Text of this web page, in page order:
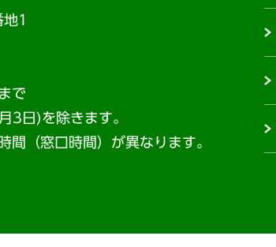
1
で
3日)を除きます。
間（窓口時間）が異なります。